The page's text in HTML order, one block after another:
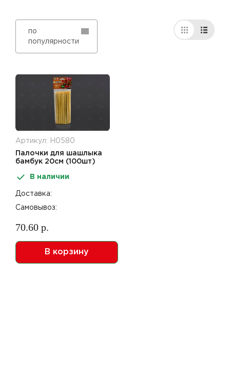
по
популярности
Артикул: Н0580
Палочки для шашлыка
бамбук 20см (100шт)
В наличии
Доставка:
Самовывоз:
70.60 р.
В корзину